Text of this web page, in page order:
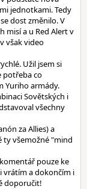
jednotkami. Tedy
dost změnilo. V
misí a u Red Alert v
však video
Užil jsem si
potřeba co
Yuriho armády.
Sovětských i
všechny
za Allies) a
ty všemožné "mind
pouze ke
vrátím a dokončím i
doporučit!